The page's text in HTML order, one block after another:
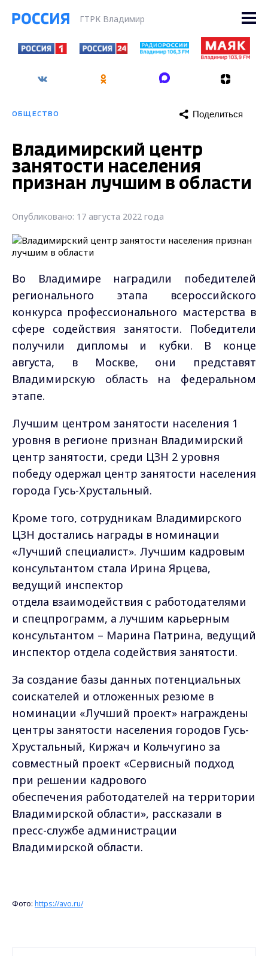
ГТРК Владимир
ОБЩЕСТВО Поделиться
Владимирский центр
занятости населения
признан лучшим в области
Опубликовано: 17 августа 2022 года
Во Владимире наградили победителей
регионального этапа всероссийского
конкурса профессионального мастерства в
сфере содействия занятости. Победители
получили дипломы и кубки. В конце
августа, в Москве, они представят
Владимирскую область на федеральном
этапе.
Лучшим центром занятости населения 1
уровня в регионе признан Владимирский
центр занятости, среди ЦЗН 2 уровня
победу одержал центр занятости населения
города Гусь-Хрустальный.
Кроме того, сотрудникам Владимирского
ЦЗН достались награды в номинации
«Лучший специалист». Лучшим кадровым
консультантом стала Ирина Ярцева,
ведущий инспектор
отдела взаимодействия с работодателями
и спецпрограмм, а лучшим карьерным
консультантом – Марина Патрина, ведущий
инспектор отдела содействия занятости.
За создание базы данных потенциальных
соискателей и отложенных резюме в
номинации «Лучший проект» награждены
центры занятости населения городов Гусь-
Хрустальный, Киржач и Кольчугино за
совместный проект «Сервисный подход
при решении кадрового
обеспечения работодателей на территории
Владимирской области», рассказали в
пресс-службе администрации
Владимирской области.
Фото: https://avo.ru/